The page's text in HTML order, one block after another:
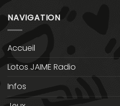
NAVIGATION
Accueil
Lotos JAIME Radio
Infos